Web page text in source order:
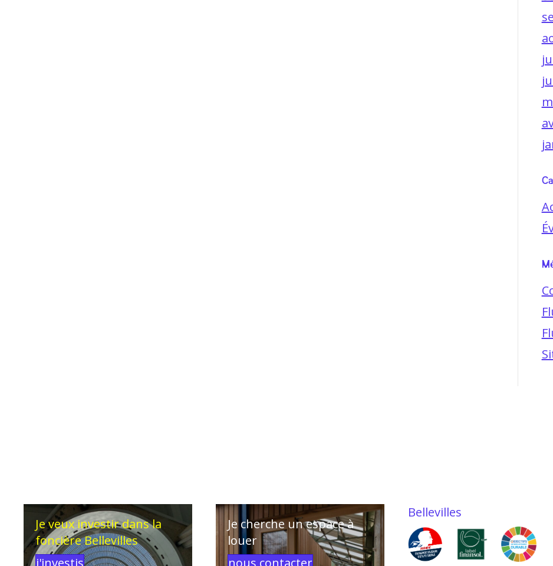
Je veux investir dans la
foncière Bellevilles
Je cherche un espace à
louer
Bellevilles